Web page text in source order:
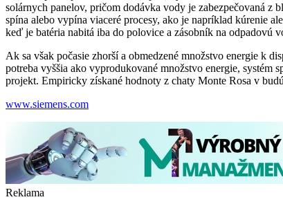
solárnych panelov, pričom dodávka vody je zabezpečovaná z
spína alebo vypína viaceré procesy, ako je napríklad kúrenie
keď je batéria nabitá iba do polovice a zásobník na odpadovú
Ak sa však počasie zhorší a obmedzené množstvo energie k
potreba vyššia ako vyprodukované množstvo energie,
projekt. Empiricky získané hodnoty z chaty Monte Rosa v
www.siemens.com
Reklama